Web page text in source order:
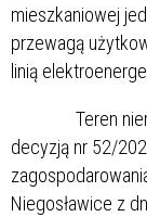
mieszkaniowej
przewagą
linią
Teren
decyzją nr 52/
Niegosławice z